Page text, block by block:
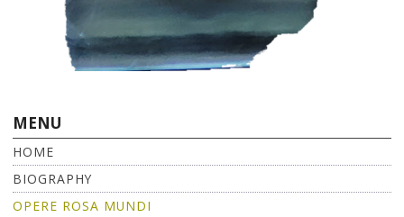
MENU
HOME
BIOGRAPHY
OPERE ROSA MUNDI